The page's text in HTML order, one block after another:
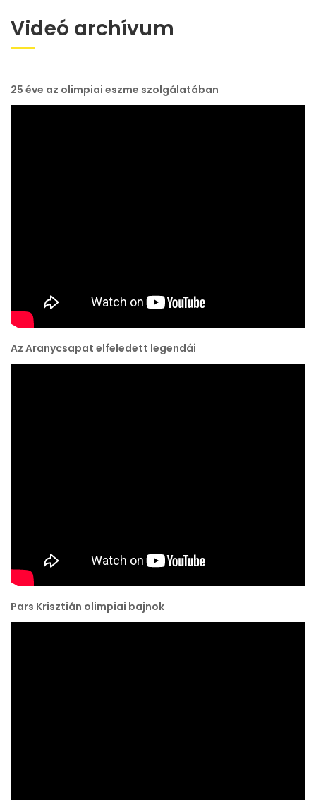
Videó archívum
25 éve az olimpiai eszme szolgálatában
Az Aranycsapat elfeledett legendái
Pars Krisztián olimpiai bajnok